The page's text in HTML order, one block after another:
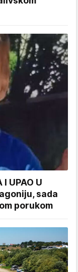
I UPAO U
sada
porukom